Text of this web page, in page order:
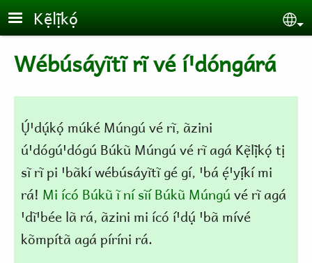
Skip to main content
Kẹ̃lị̃kọ́
Wébúsáyĩtĩ rĩ vé íꞌdóngárá
Ụ́ꞌdụ́kọ́ múké Múngú vé rĩ, ãzini
úꞌdógúꞌdógú Búkũ Múngú vé rĩ agá Kẹ̃lị̃kọ́ tị
sĩ rĩ pi ꞌbãkí wébúsáyĩtĩ gé gí, ꞌbá ẹ́ꞌyị́kí mi
rá! Mi ícó Búkũ ĩ ní sĩí Búkũ Múngúvé rĩ agá
ꞌdĩꞌbée lã rá, ãzini mi ícó íꞌdụ́ ꞌbã mívé
kõmpítã agá píríni rá.